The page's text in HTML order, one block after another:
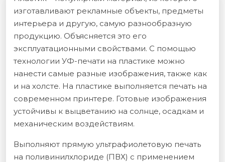
изготавливают рекламные объекты, предметы
интерьера и другую, самую разнообразную
продукцию. Объясняется это его
эксплуатационными свойствами. С помощью
технологии УФ-печати на пластике можно
нанести самые разные изображения, также как
и на холсте. На пластике выполняется печать на
современном принтере. Готовые изображения
устойчивы к выцветанию на солнце, осадкам и
механическим воздействиям.
Выполняют прямую ультрафиолетовую печать
на поливинилхлориде (ПВХ) с применением